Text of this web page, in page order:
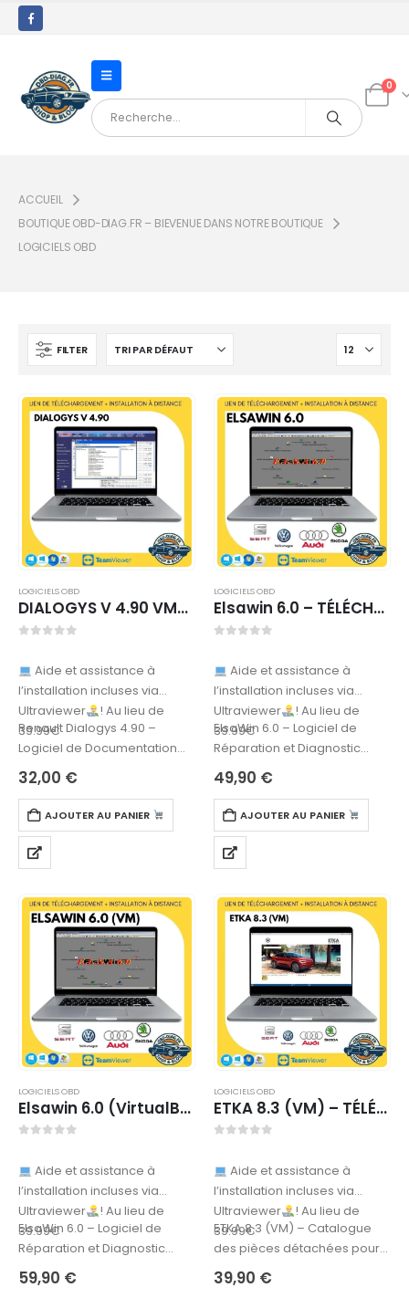
0
ACCUEIL
BOUTIQUE OBD-DIAG.FR – BIEVENUE DANS NOTRE BOUTIQUE
LOGICIELS OBD
FILTER
LOGICIELS OBD
DIALOGYS V 4.90 VMware – TÉLÉCHARGEMENT
Aide et assistance à
l’installation incluses via
Ultraviewer
! Au lieu de
39.99€
Renault Dialogys 4.90 –
Logiciel de Documentation
Technique et Catalogue de
Pièces
Le Renault Dialogys 4.90 est…
32,00 €
AJOUTER AU PANIER
LOGICIELS OBD
Elsawin 6.0 – TÉLÉCHARGEMENT
Aide et assistance à
l’installation incluses via
Ultraviewer
! Au lieu de
39.99€
ElsaWin 6.0 – Logiciel de
Réparation et Diagnostic
pour VW, Audi, Seat, SkodaLe
ElsaWin 6.0 est un logiciel…
49,90 €
AJOUTER AU PANIER
LOGICIELS OBD
Elsawin 6.0 (VirtualBox) – TÉLÉCHARGEMENT
Aide et assistance à
l’installation incluses via
Ultraviewer
! Au lieu de
39.99€
ElsaWin 6.0 – Logiciel de
Réparation et Diagnostic
pour Volkswagen, Audi, Seat,
SkodaLe ElsaWin 6.0 est un
59,90 €
LOGICIELS OBD
ETKA 8.3 (VM) – TÉLÉCHARGEMENT
Aide et assistance à
l’installation incluses via
Ultraviewer
! Au lieu de
39.99€
ETKA 8.3 (VM) – Catalogue
des pièces détachées pour
le groupe VolkswagenETKA
8.3 est un logiciel essentiel
39,90 €